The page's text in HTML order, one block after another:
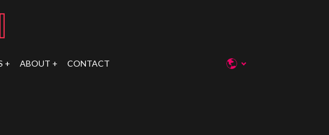
ABOUT CONTACT